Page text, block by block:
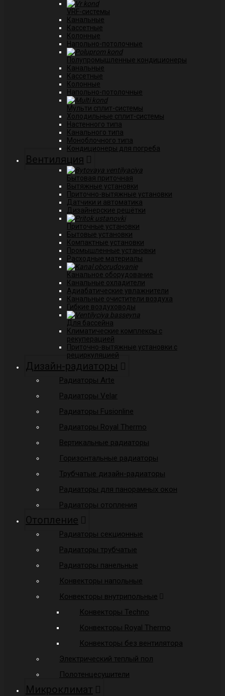
VRF-системы
Канальные
Касcетные
Колонные
Напольно-потолочные
Полупромышленные кондиционеры
Канальные
Кассетные
Колонные
Напольно-потолочные
Мульти сплит-системы
Холодильные сплит-системы
Настенного типа
Канального типа
Моноблочного типа
Кондиционеры для погреба
Вентиляция
Бытовая приточная
Вытяжные установки
Приточно-вытяжные установки
Датчики и автоматика
Дизайнерские решётки
Приточные установки
Бытовые установки
Компактные установки
Промышленные установки
Расходные материалы
Канальное оборудование
Канальные охладители
Адиабатические увлажнители
Канальные очистители воздуха
Гибкие воздуховоды
Для бассейна
Климатические комплексы с
рекуперацией
Приточно-вытяжные установки с
рециркуляцией
Дизайн-радиаторы
Радиаторы Arte
Радиаторы Velar
Радиаторы Fusionline
Радиаторы Royal Thermo
Вертикальные радиаторы
Горизонтальные радиаторы
Трубчатые дизайн-радиаторы
Радиаторы для панорамных окон
Радиаторы отопления
Отопление
Радиаторы секционные
Радиаторы трубчатые
Радиаторы панельные
Конвекторы напольные
Конвекторы внутрипольные
Конвекторы Techno
Конвекторы Royal Thermo
Конвекторы без вентилятора
Электрический теплый пол
Полотенцесушители
Микроклимат